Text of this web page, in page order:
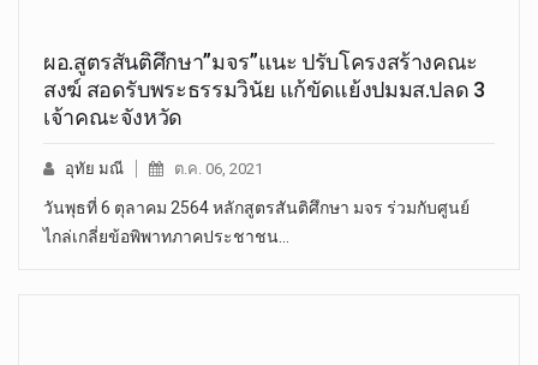
ผอ.สูตรสันติศึกษา”มจร”แนะ ปรับโครงสร้างคณะ
สงฆ์ สอดรับพระธรรมวินัย แก้ขัดแย้งปมมส.ปลด 3
เจ้าคณะจังหวัด
อุทัย มณี ต.ค. 06, 2021
วันพุธที่ 6 ตุลาคม 2564 หลักสูตรสันติศึกษา มจร ร่วมกับศูนย์
ไกล่เกลี่ยข้อพิพาทภาคประชาชน…